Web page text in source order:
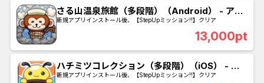
さる山温泉旅館（多段階）（Android） - アル
ティメット入浴剤を購入
新規アプリインストール後、【StepUpミッション!!】クリア
13,000pt
ハチミツコレクション（多段階）（iOS） - エ
アロバイクを購入
新規アプリインストール後、【StepUpミッション!!】クリア